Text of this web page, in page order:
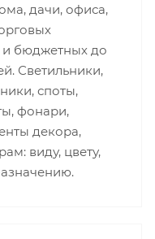
дачи, офиса,
бюджетных до
Светильники,
споты,
фонари,
декора,
виду, цвету,